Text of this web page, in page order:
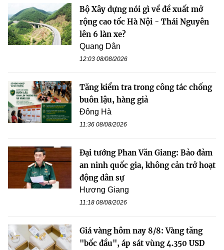
Bộ Xây dựng nói gì về đề xuất mở
rộng cao tốc Hà Nội - Thái Nguyên
lên 6 làn xe?
Quang Dân
12:03 08/08/2026
Tăng kiểm tra trong công tác chống
buôn lậu, hàng giả
Đông Hà
11:36 08/08/2026
Đại tướng Phan Văn Giang: Bảo đảm
an ninh quốc gia, không cản trở hoạt
động dân sự
Hương Giang
11:18 08/08/2026
Giá vàng hôm nay 8/8: Vàng tăng
"bốc đầu", áp sát vùng 4.350 USD